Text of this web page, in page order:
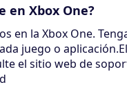
en Xbox One?
en la Xbox One.
juego o
el sitio web de